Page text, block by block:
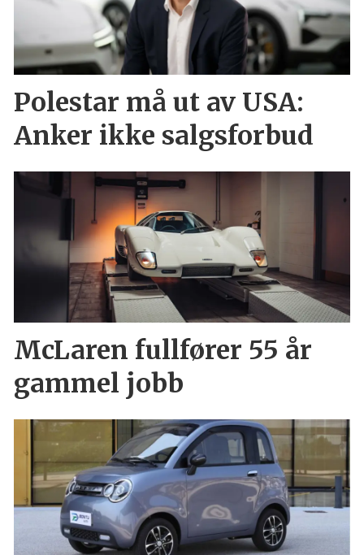
Polestar må ut av USA:
Anker ikke salgsforbud
McLaren fullfører 55 år
gammel jobb